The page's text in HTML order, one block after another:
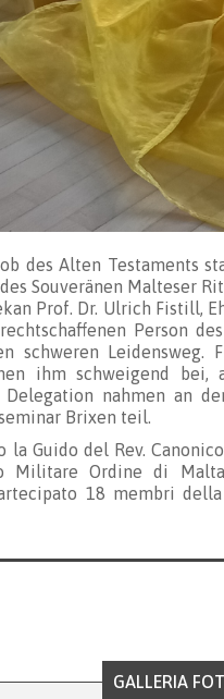
des Alten Testaments
Souveränen Malteser
Prof. Dr. Ulrich Fistill,
Person
schweren Leidensweg.
ihm schweigend
nahmen an
Brixen teil.
Guido del Rev.
Militare Ordine di
18 membri
GALLERIA